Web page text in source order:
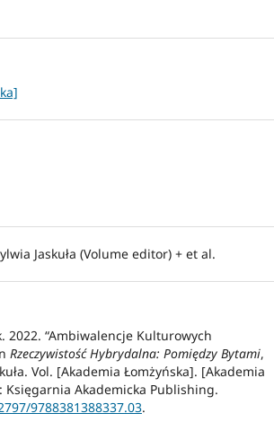
Jaskuła (Volume editor) + et al.
2022. “Ambiwalencje Kulturowych
Rzeczywistość Hybrydalna: Pomiędzy Bytami,
Vol. [Akademia Łomżyńska]. [Akademia
Księgarnia Akademicka Publishing.
9788381388337.03.